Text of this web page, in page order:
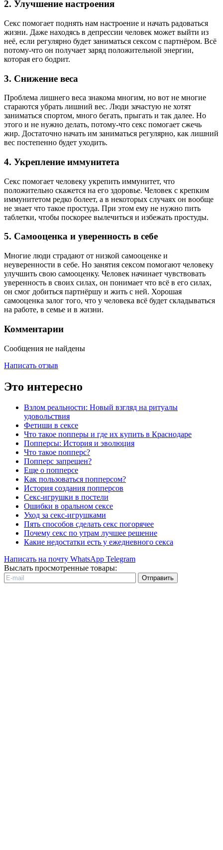
2. Улучшение настроения
Секс помогает поднять нам настроение и начать радоваться
жизни. Даже находясь в депрессии человек может выйти из
неё, если регулярно будет заниматься сексом с партнёром. Всё
потому-что он получает заряд положительной энергии,
которая его бодрит.
3. Снижение веса
Проблема лишнего веса знакома многим, но вот не многие
стараются убрать лишний вес. Люди зачастую не хотят
заниматься спортом, много бегать, прыгать и так далее. Но
этого и не нужно делать, потому-что секс помогает сжечь
жир. Достаточно начать им заниматься регулярно, как лишний
вес постепенно будет уходить.
4. Укрепление иммунитета
Секс помогает человеку укрепить иммунитет, что
положительно скажется на его здоровье. Человек с крепким
иммунитетом редко болеет, а в некоторых случаях он вообще
не знает что такое простуда. При этом ему не нужно пить
таблетки, чтобы поскорее вылечиться и избежать простуды.
5. Самооценка и уверенность в себе
Многие люди страдают от низкой самооценке и
неуверенности в себе. Но занятия сексом помогают человеку
улучшить свою самооценку. Человек начинает чувствовать
уверенность в своих силах, он понимает что всё в его силах,
он смог добиться партнёршу и жить с ней. Хорошая
самооценка залог того, что у человека всё будет складываться
на работе, в семье и в жизни.
Комментарии
Сообщения не найдены
Написать отзыв
Это интересно
Взлом реальности: Новый взгляд на ритуалы
удовольствия
Фетиши в сексе
Что такое попперы и где их купить в Краснодаре
Попперсы: История и эволюция
Что такое попперс?
Попперс запрещен?
Еще о попперсе
Как пользоваться попперсом?
История создания попперсов
Секс-игрушки в постели
Ошибки в оральном сексе
Уход за секс-игрушками
Пять способов сделать секс погорячее
Почему секс по утрам лучшее решение
Какие недостатки есть у ежедневного секса
Написать на почту WhatsApp Telegram
Выслать просмотренные товары:
Отправить